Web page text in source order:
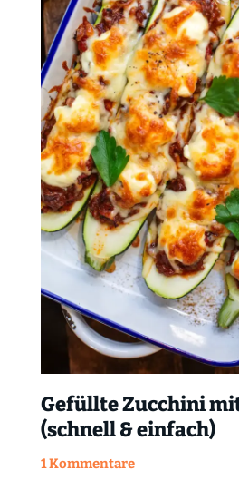
Gefüllte Zucchini
(schnell & einfach)
1 Kommentare